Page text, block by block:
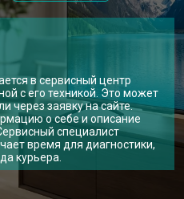
в сервисный центр
с его техникой. Это может
через заявку на сайте.
о себе и описание
специалист
время для диагностики,
курьера.